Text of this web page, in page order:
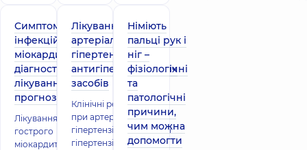
Симптоми
інфекційного
міокардиту,
діагностика,
лікування,
прогноз
Лікування
гострого
міокардиту в
Лікування
артеріальної
гіпертензії. Групи
антигіпертензивних
засобів
Клінічні рекомендації
при артеріальній
гіпертензії Артеріальна
гіпертензія – стійке
Німіють
пальці рук і
ніг –
фізіологічні
та
патологічні
причини,
чим можна
допомогти